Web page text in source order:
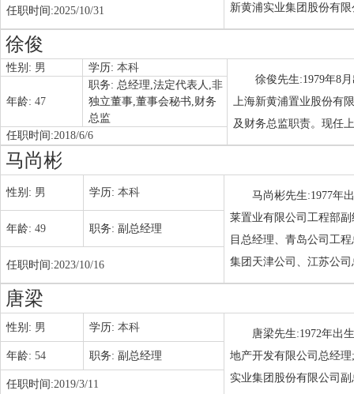
新黄浦实业集团股份有
任职时间:2025/10/31
徐俊
性别: 男 学历: 本科
徐俊先生:1979年8
上海新黄浦置业股份有
及财务总监职责。现任
年龄: 47
职务: 总经理,法定代表人,非
独立董事,董事会秘书,财务
总监
任职时间:2018/6/6
马尚彬
性别: 男 学历: 本科
马尚彬先生:1977年
莱置业有限公司工程部
目总经理、青岛公司工
集团天津公司、江苏公
年龄: 49 职务: 副总经理
任职时间:2023/10/16
唐梁
性别: 男 学历: 本科
唐梁先生:1972年出
地产开发有限公司总经
实业集团股份有限公司
年龄: 54 职务: 副总经理
任职时间:2019/3/11